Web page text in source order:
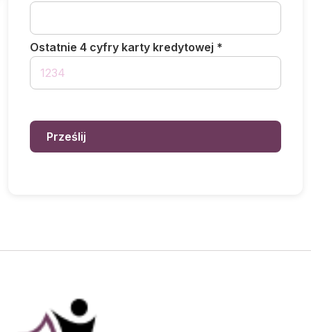
Ostatnie 4 cyfry karty kredytowej *